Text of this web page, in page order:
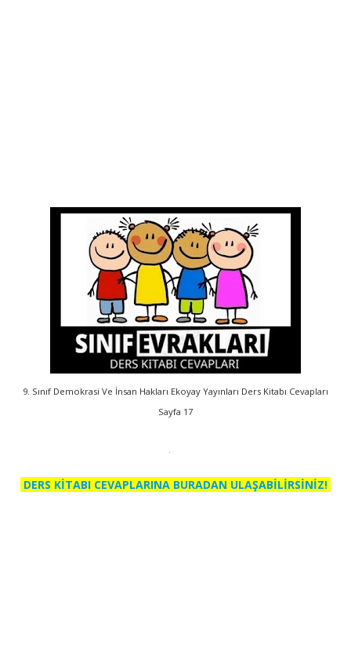
9. Sınıf Demokrasi Ve İnsan Hakları Ekoyay Yayınları Ders Kitabı Cevapları
Sayfa 17
DERS KİTABI CEVAPLARINA BURADAN ULAŞABİLİRSİNİZ!